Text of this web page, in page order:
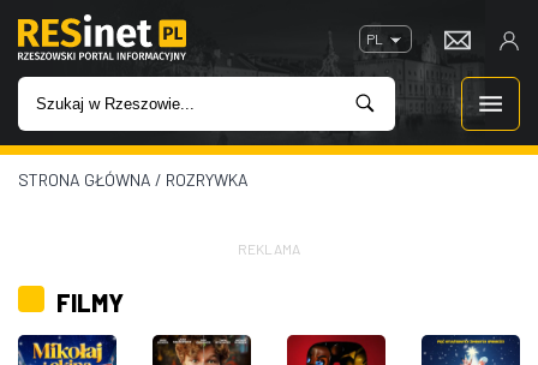
PL
WIADOMOŚCI
IMPREZY
STRONA GŁÓWNA / ROZRYWKA
REKLAMA
FILMY